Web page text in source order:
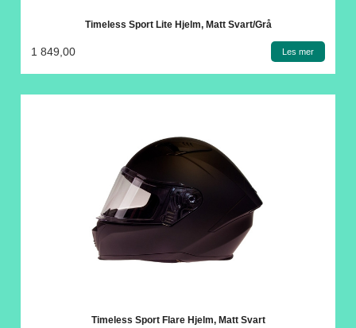
Timeless Sport Lite Hjelm, Matt Svart/Grå
1 849,00 Les mer
Timeless Sport Flare Hjelm, Matt Svart